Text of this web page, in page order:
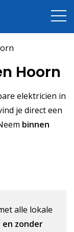
Hoorn
elektricien in
je direct een
binnen
alle lokale
en zonder